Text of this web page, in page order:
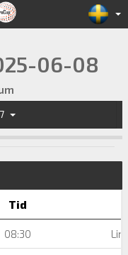
06-08
Tid
08:30